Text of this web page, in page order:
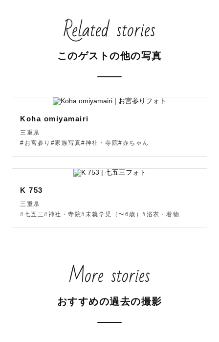
☆被写体経験を活かしたおひとり様写真やプロフィール写
などが得意です😊🌼
動物も大好きなので、ペット様とのお写真もお任せくださ
敵な仕事だと感じています。
日常や、特別な日の幸せな写真、幸せな撮影時間、幸せな
一瞬を切り撮れるよう私自身もめいっぱい楽しみながら撮
影させていただきます！
どのようなお写真を残したいのかを、ゲスト様ひとりひと
Related stories
このゲストの他の写真
Koha omiyamairi
三重県
#お宮参り#家族写真#神社・寺院#赤ちゃん
K 753
三重県
#七五三#神社・寺院#未就学児（〜6歳）#浴衣・着物
More stories
おすすめの過去の撮影